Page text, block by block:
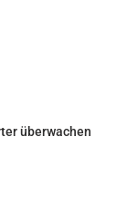
überwachen